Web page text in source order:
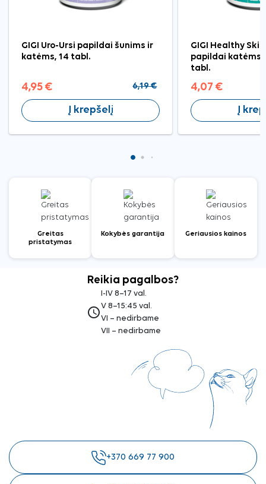
GIGI Uro-Ursi papildai šunims ir
katėms, 14 tabl.
4,95 € 6,19 €
Į krepšelį
GIGI Healthy
papildai katėms
tabl.
4,07 €
Į
Greitas
pristatymas
Kokybės garantija Geriausios kainos
Reikia pagalbos?
access_time
I-IV 8–17 val.
V 8–15:45 val.
VI – nedirbame
VII – nedirbame
+370 669 77 900